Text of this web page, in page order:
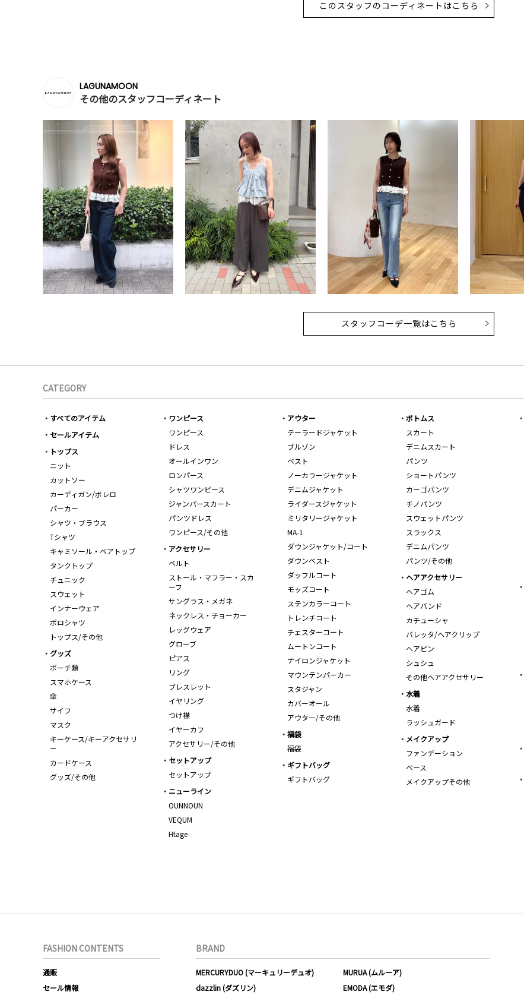
このスタッフのコーディネートはこちら
LAGUNAMOON
その他のスタッフコーディネート
スタッフコーデ一覧はこちら
CATEGORY
すべてのアイテム
セールアイテム
トップス
ニット
カットソー
カーディガン/ボレロ
パーカー
シャツ・ブラウス
Tシャツ
キャミソール・ベアトップ
タンクトップ
チュニック
スウェット
インナーウェア
ポロシャツ
トップス/その他
ワンピース
ワンピース
ドレス
オールインワン
ロンパース
シャツワンピース
ジャンパースカート
パンツドレス
ワンピース/その他
アウター
テーラードジャケット
ブルゾン
ベスト
ノーカラージャケット
デニムジャケット
ライダースジャケット
ミリタリージャケット
MA-1
ダウンジャケット/コート
ダウンベスト
ダッフルコート
モッズコート
ステンカラーコート
トレンチコート
チェスターコート
ムートンコート
ナイロンジャケット
マウンテンパーカー
スタジャン
カバーオール
アウター/その他
ボトムス
スカート
デニムスカート
パンツ
ショートパンツ
カーゴパンツ
チノパンツ
スウェットパンツ
スラックス
デニムパンツ
パンツ/その他
アクセサリー
ベルト
ストール・マフラー・スカ
ーフ
サングラス・メガネ
ネックレス・チョーカー
レッグウェア
グローブ
ピアス
リング
ブレスレット
イヤリング
つけ襟
イヤーカフ
アクセサリー/その他
ヘアアクセサリー
ヘアゴム
ヘアバンド
カチューシャ
バレッタ/ヘアクリップ
ヘアピン
シュシュ
その他ヘアアクセサリー
グッズ
ポーチ類
スマホケース
傘
サイフ
マスク
キーケース/キーアクセサリ
ー
カードケース
グッズ/その他
水着
水着
ラッシュガード
福袋
福袋
メイクアップ
ファンデーション
ベース
メイクアップその他
セットアップ
セットアップ
ギフトバッグ
ギフトバッグ
ニューライン
OUNNOUN
VEQUM
Htage
FASHION CONTENTS
通販
セール情報
BRAND
MERCURYDUO (マーキュリーデュオ)
MURUA (ムルーア)
dazzlin (ダズリン)
EMODA (エモダ)